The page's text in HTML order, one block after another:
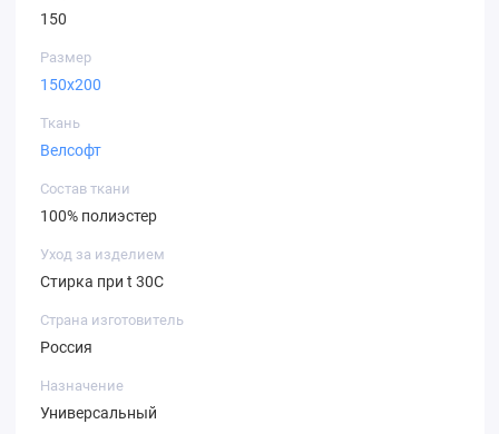
150
Размер
150х200
Ткань
Велсофт
Состав ткани
100% полиэстер
Уход за изделием
Стирка при t 30С
Страна изготовитель
Россия
Назначение
Универсальный